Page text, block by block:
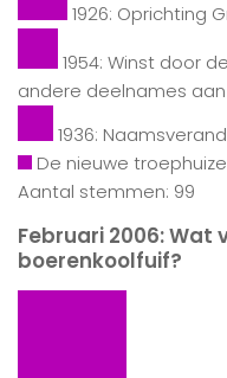
1926: Oprichting
1954: Winst door
andere deelnames aan
1936:
De nieuwe
Aantal stemmen: 99
Februari 2006: Wat
boerenkoolfuif?